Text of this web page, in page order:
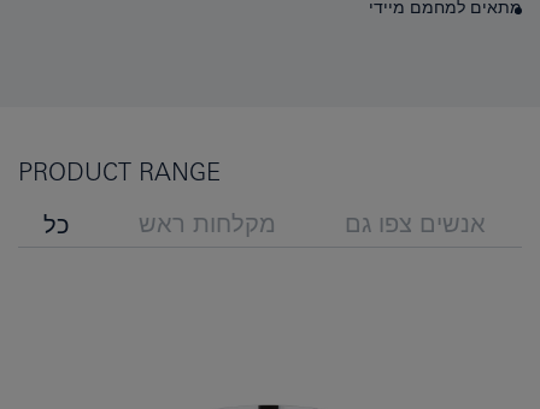
מתאים למחמם מיידי
PRODUCT RANGE
כל מקלחות ראש אנשים צפו גם